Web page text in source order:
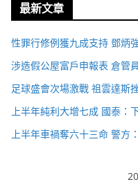
最新文章
性罪行修例獲九成支持 鄧炳
涉造假公屋富戶申報表 倉管
足球盛會次場激戰 祖雲達斯
上半年純利大增七成 國泰：
上半年車禍奪六十三命 警方